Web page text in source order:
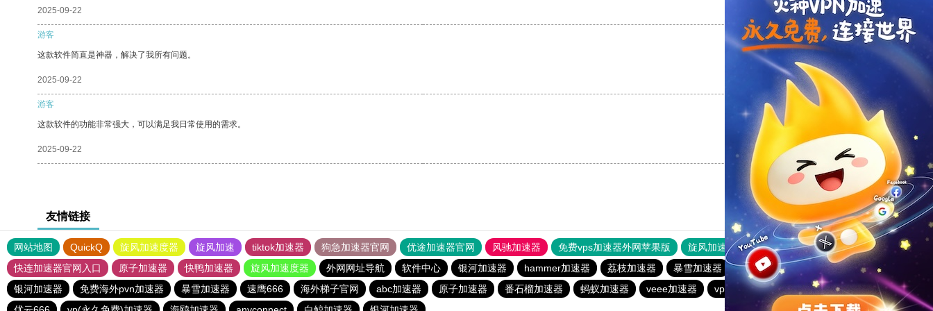
2025-09-22 支持[0] 反对
游客
这款软件简直是神器，解决了我所有问题。
2025-09-22 支持
游客
这款软件的功能非常强大，可以满足我日常使用的需求。
2025-09-22 支持 反对 [0]
友情链接
网站地图 QuickQ 旋风加速度器 旋风加速 tiktok加速器 狗急加速器官网 优途加速器官网 风驰加速器 免费vps加速器外网苹果版 旋风加速度器
快连加速器
快连加速器官网入口
原子加速器 快鸭加速器 旋风加速度器 外网网址导航 软件中心 银河加速器 hammer加速器 荔枝加速器 暴雪加速器 1元机场 橘子加速器
蜜蜂加速器
银河加速器
免费海外pvn加速器 暴雪加速器 速鹰666 海外梯子官网 abc加速器 原子加速器 番石榴加速器 蚂蚁加速器 veee加速器 vp(永久免费)加速器
银河加速器